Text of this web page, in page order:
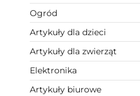
Ogród
Artykuły dla dzieci
Artykuły dla zwierząt
Elektronika
Artykuły biurowe